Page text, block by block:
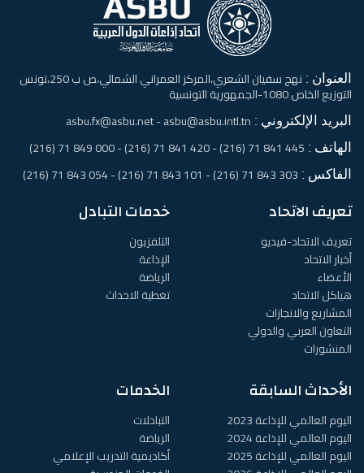
العنوان : نهج سفيان الشعري،المركز العمراني الشمالي،ص ب 250،تونس
التوزيع الخاص 1080-الجمهورية التونسية
البريد الإلكتروني : asbu.fx@asbu.net - asbu@asbu.intl.tn
الهاتف : 445 841 71 (216) - 420 841 71 (216) - 000 849 71 (216)
الفاكس : 303 843 71 (216) - 101 843 71 (216) - 054 843 71 (216)
تعريف الاتحاد
تعريف الاتحاد-فيديو
أخبار الاتحاد
الأعضاء
هياكل الاتحاد
المشاريع والانجازات
التعاون العربي والدولي
المنشورات
خدمات التبادل
التلفزيون
الإذاعة
الرياضة
تغطية الاحداث
الأحداث السابقة
اليوم العالمي للإذاعة 2023
اليوم العالمي للإذاعة 2024
اليوم العالمي للإذاعة 2025
الخدمات
التبادلات
الرياضة
أكاديمية التدريب الإعلامي